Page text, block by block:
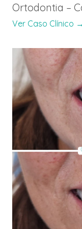
Ortodontia –
Ver Caso Clínico →